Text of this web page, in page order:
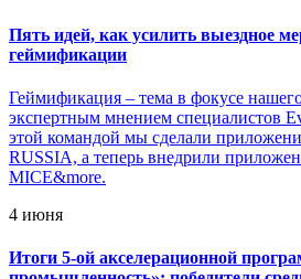
Пять идей, как усилить выездное
геймификации
Геймификация – тема в фокусе
экспертным мнением специалистов
этой командой мы сделали
RUSSIA, а теперь внедрили
MICE&more.
4 июня
Итоги 5-ой акселерационной